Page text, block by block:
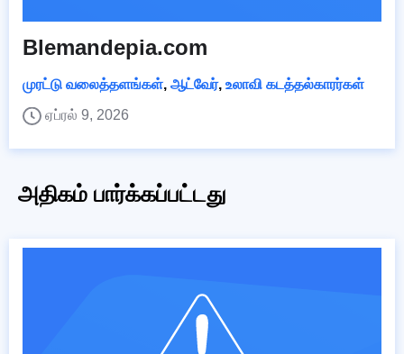
Blemandepia.com
முரட்டு வலைத்தளங்கள், ஆட்வேர், உலாவி கடத்தல்காரர்கள்
ஏப்ரல் 9, 2026
அதிகம் பார்க்கப்பட்டது